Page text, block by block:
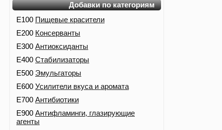
Добавки по категориям
E100 Пищевые красители
E200 Консерванты
E300 Антиоксиданты
E400 Стабилизаторы
E500 Эмульгаторы
E600 Усилители вкуса и аромата
E700 Антибиотики
E900 Антифламинги, глазирующие
агенты